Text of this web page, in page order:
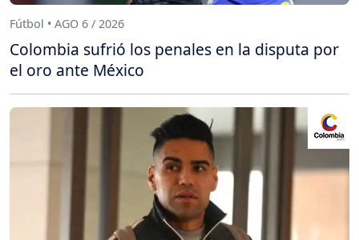
Fútbol • AGO 6 / 2026
Colombia sufrió los penales en la disputa por
el oro ante México